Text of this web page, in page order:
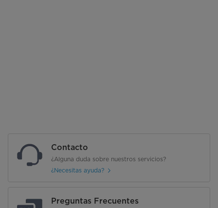
Contacto
¿Alguna duda sobre nuestros servicios?
¿Necesitas ayuda?
Preguntas Frecuentes